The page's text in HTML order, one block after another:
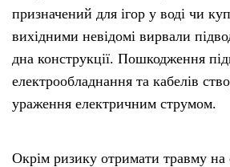
призначений для ігор у воді чи
вихідними невідомі вирвали
дна конструкції. Пошкодження
електрообладнання та кабелів
ураження електричним струмом.
Окрім ризику отримати травму на